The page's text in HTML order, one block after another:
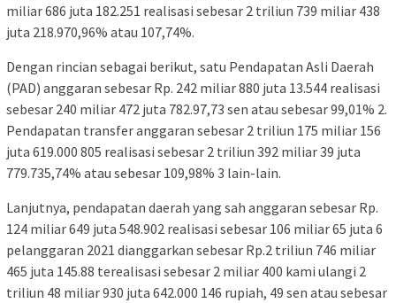
miliar 686 juta 182.251 realisasi sebesar 2 triliun 739 miliar 438
juta 218.970,96% atau 107,74%.
Dengan rincian sebagai berikut, satu Pendapatan Asli Daerah
(PAD) anggaran sebesar Rp. 242 miliar 880 juta 13.544 realisasi
sebesar 240 miliar 472 juta 782.97,73 sen atau sebesar 99,01% 2.
Pendapatan transfer anggaran sebesar 2 triliun 175 miliar 156
juta 619.000 805 realisasi sebesar 2 triliun 392 miliar 39 juta
779.735,74% atau sebesar 109,98% 3 lain-lain.
Lanjutnya, pendapatan daerah yang sah anggaran sebesar Rp.
124 miliar 649 juta 548.902 realisasi sebesar 106 miliar 65 juta 6
pelanggaran 2021 dianggarkan sebesar Rp.2 triliun 746 miliar
465 juta 145.88 terealisasi sebesar 2 miliar 400 kami ulangi 2
triliun 48 miliar 930 juta 642.000 146 rupiah, 49 sen atau sebesar